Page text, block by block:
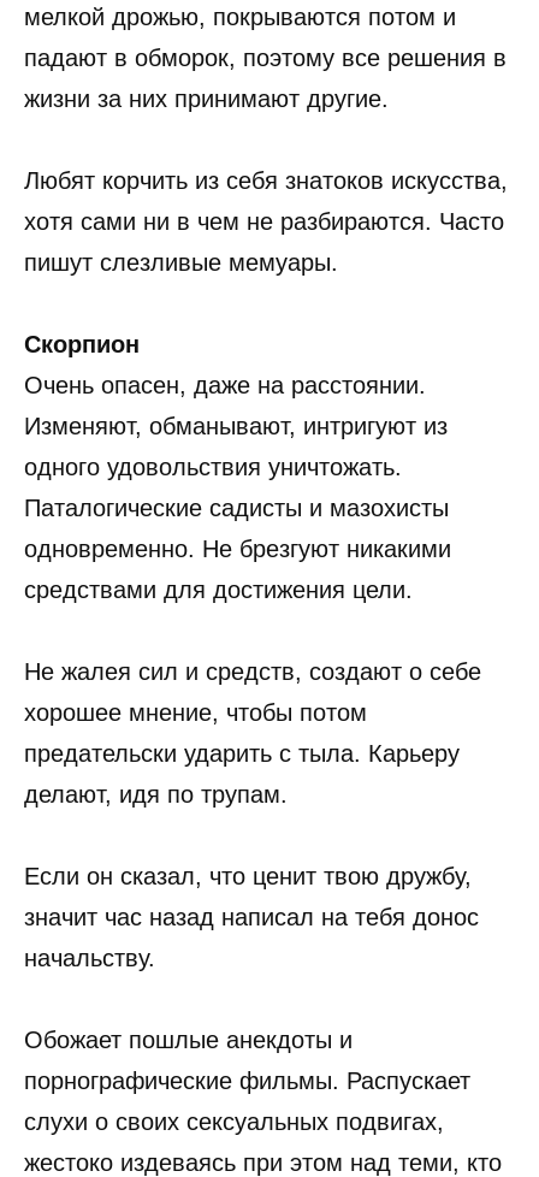
мелкой дрожью, покрываются потом и
падают в обморок, поэтому все решения в
жизни за них принимают другие.
Любят корчить из себя знатоков искусства,
хотя сами ни в чем не разбираются. Часто
пишут слезливые мемуары.
Скорпион
Очень опасен, даже на расстоянии.
Изменяют, обманывают, интригуют из
одного удовольствия уничтожать.
Паталогические садисты и мазохисты
одновременно. Не брезгуют никакими
средствами для достижения цели.
Не жалея сил и средств, создают о себе
хорошее мнение, чтобы потом
предательски ударить с тыла. Карьеру
делают, идя по трупам.
Если он сказал, что ценит твою дружбу,
значит час назад написал на тебя донос
начальству.
Обожает пошлые анекдоты и
порнографические фильмы. Распускает
слухи о своих сексуальных подвигах,
жестоко издеваясь при этом над теми, кто